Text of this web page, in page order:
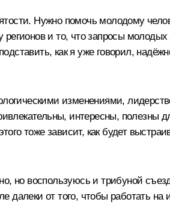
Нужно помочь молодому
и то, что запросы
как я уже говорил,
изменениями,
интересны, полезны
тоже зависит, как будет
но воспользуюсь и трибуной
далеки от того, чтобы работать